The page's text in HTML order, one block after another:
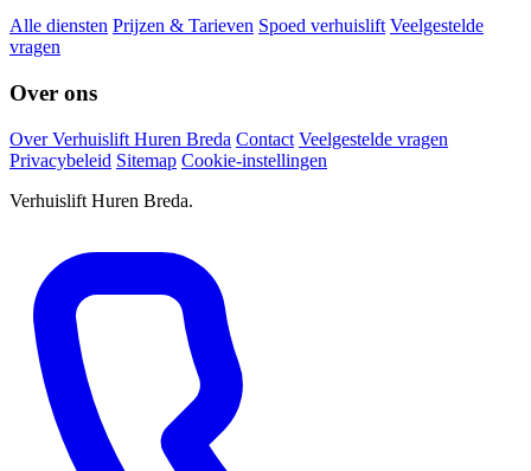
Alle diensten Prijzen & Tarieven Spoed verhuislift Veelgestelde
vragen
Over ons
Over Verhuislift Huren Breda Contact Veelgestelde vragen
Privacybeleid Sitemap Cookie-instellingen
Verhuislift Huren Breda.